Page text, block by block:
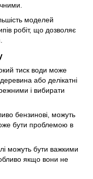
моделей
робіт, що дозволяє
тиск води може
або делікатні
і вибирати
бензинові, можуть
бути проблемою в
можуть бути важкими
якщо вони не